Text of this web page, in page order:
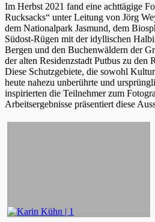
Im Herbst 2021 fand eine achttägige
Rucksacks“ unter Leitung von Jörg
dem Nationalpark Jasmund, dem
Südost-Rügen mit der idyllischen
Bergen und den Buchenwäldern der
der alten Residenzstadt Putbus zu den
Diese Schutzgebiete, die sowohl
heute nahezu unberührte und
inspirierten die Teilnehmer zum
Arbeitsergebnisse präsentiert diese